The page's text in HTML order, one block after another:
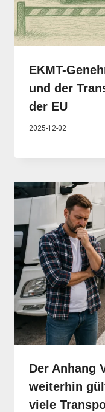
EKMT-
und der
der EU
2025-12-02
Der Anhang
weiterhin
viele